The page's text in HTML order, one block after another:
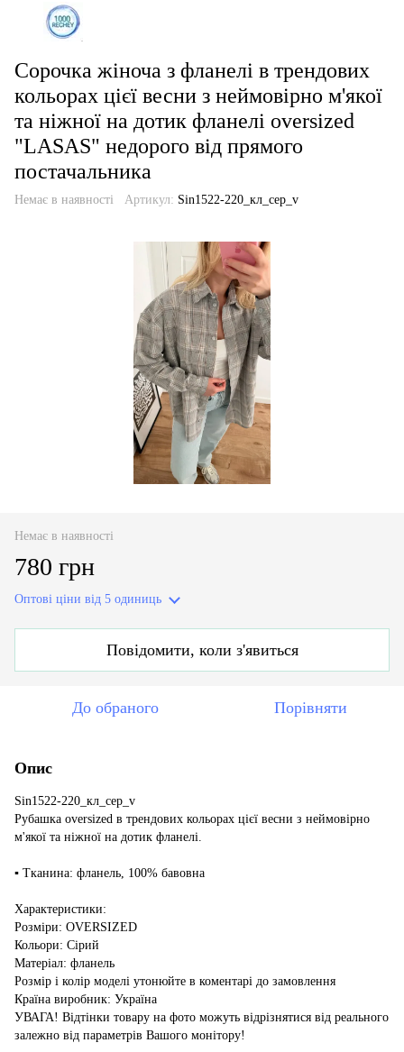
Сорочка жіноча з фланелі в трендових
кольорах цієї весни з неймовірно м'якої
та ніжної на дотик фланелі oversized
"LASAS" недорого від прямого
постачальника
Немає в наявності Артикул: Sin1522-220_кл_сер_v
Немає в наявності
780 грн
Оптові ціни від 5 одиниць
Повідомити, коли з'явиться
До обраного Порівняти
Опис
Sin1522-220_кл_сер_v
Рубашка oversized в трендових кольорах цієї весни з неймовірно
м'якої та ніжної на дотик фланелі.
▪️ Тканина: фланель, 100% бавовна
Характеристики:
Розміри: OVERSIZED
Кольори: Сірий
Матеріал: фланель
Розмір і колір моделі утонюйте в коментарі до замовлення
Країна виробник: Україна
УВАГА! Відтінки товару на фото можуть відрізнятися від реального
залежно від параметрів Вашого монітору!